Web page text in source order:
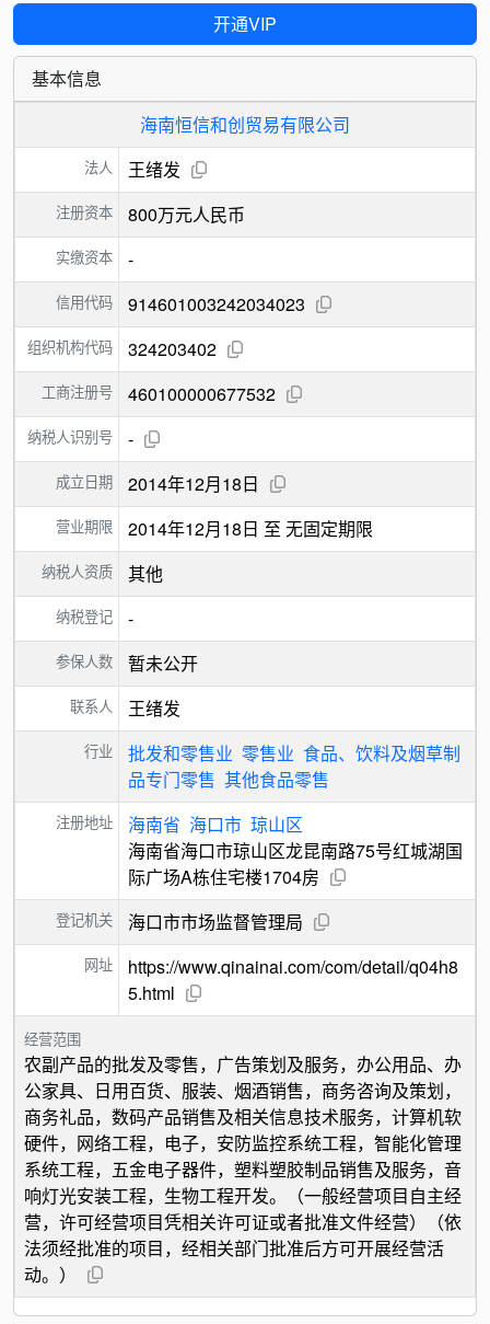
开通VIP
基本信息
海南恒信和创贸易有限公司
法人 王绪发
注册资本 800万元人民币
实缴资本 -
信用代码 914601003242034023
组织机构代码 324203402
工商注册号 460100000677532
纳税人识别号 -
成立日期 2014年12月18日
营业期限 2014年12月18日 至 无固定期限
纳税人资质 其他
纳税登记 -
参保人数 暂未公开
联系人 王绪发
行业 批发和零售业 零售业 食品、饮料及烟草制
品专门零售 其他食品零售
注册地址 海南省 海口市 琼山区
海南省海口市琼山区龙昆南路75号红城湖国
际广场A栋住宅楼1704房
登记机关 海口市市场监督管理局
网址
https://www.qinainai.com/com/detail/q04h8
5.html
经营范围
农副产品的批发及零售，广告策划及服务，办公用品、办
公家具、日用百货、服装、烟酒销售，商务咨询及策划，
商务礼品，数码产品销售及相关信息技术服务，计算机软
硬件，网络工程，电子，安防监控系统工程，智能化管理
系统工程，五金电子器件，塑料塑胶制品销售及服务，音
响灯光安装工程，生物工程开发。（一般经营项目自主经
营，许可经营项目凭相关许可证或者批准文件经营）（依
法须经批准的项目，经相关部门批准后方可开展经营活
动。）